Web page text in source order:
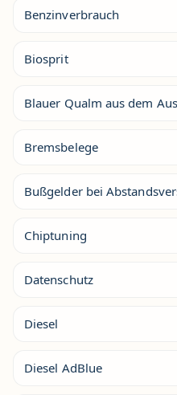
Benzinverbrauch
Biosprit
Blauer Qualm aus dem
Bremsbelege
Bußgelder bei
Chiptuning
Datenschutz
Diesel
Diesel AdBlue